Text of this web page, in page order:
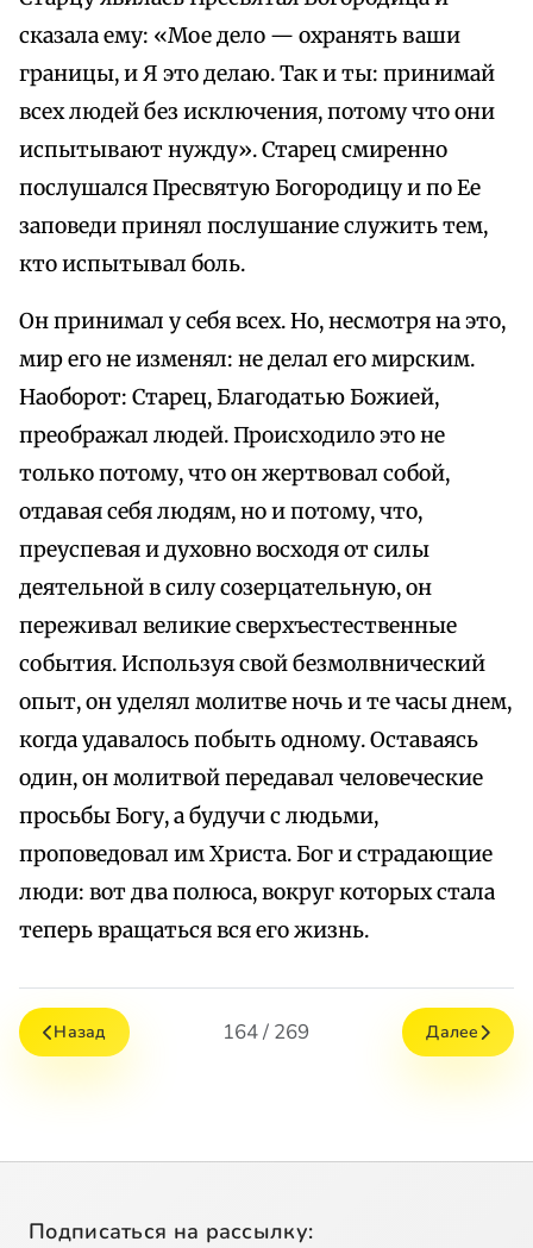
сказала ему: «Мое дело — охранять ваши
границы, и Я это делаю. Так и ты: принимай
всех людей без исключения, потому что они
испытывают нужду». Старец смиренно
послушался Пресвятую Богородицу и по Ее
заповеди принял послушание служить тем,
кто испытывал боль.
Он принимал у себя всех. Но, несмотря на это,
мир его не изменял: не делал его мирским.
Наоборот: Старец, Благодатью Божией,
преображал людей. Происходило это не
только потому, что он жертвовал собой,
отдавая себя людям, но и потому, что,
преуспевая и духовно восходя от силы
деятельной в силу созерцательную, он
переживал великие сверхъестественные
события. Используя свой безмолвнический
опыт, он уделял молитве ночь и те часы днем,
когда удавалось побыть одному. Оставаясь
один, он молитвой передавал человеческие
просьбы Богу, а будучи с людьми,
проповедовал им Христа. Бог и страдающие
люди: вот два полюса, вокруг которых стала
теперь вращаться вся его жизнь.
Назад 164 / 269 Далее
Подписаться на рассылку: